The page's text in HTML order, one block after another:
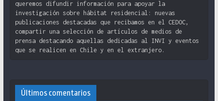
queremos difundir información para apoyar la
investigación sobre hábitat residencial: nuevas
publicaciones destacadas que recibamos en el CEDOC,
compartir una selección de artículos de medios de
prensa destacando aquellas dedicadas al INVI y eventos
que se realicen en Chile y en el extranjero.
Últimos comentarios